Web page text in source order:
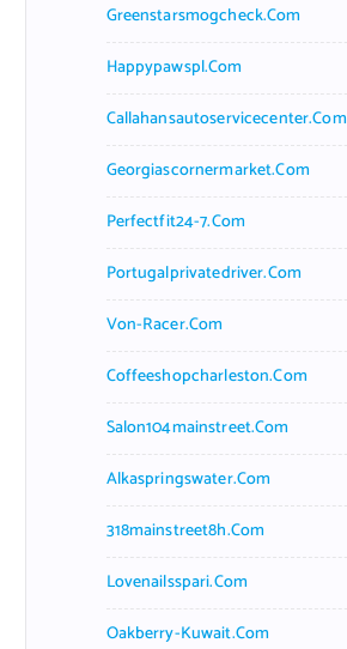
Greenstarsmogcheck.com
Happypawspl.com
Callahansautoservicecenter.com
Georgiascornermarket.com
Perfectfit24-7.com
Portugalprivatedriver.com
Von-Racer.com
Coffeeshopcharleston.com
Salon104mainstreet.com
Alkaspringswater.com
318mainstreet8h.com
Lovenailsspari.com
Oakberry-Kuwait.com